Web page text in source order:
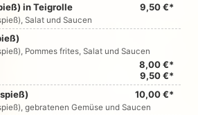
in Teigrolle
9,50 €*
Salat und Saucen
Pommes frites, Salat und Saucen
8,00 €*
9,50 €*
10,00 €*
gebratenen Gemüse und Saucen